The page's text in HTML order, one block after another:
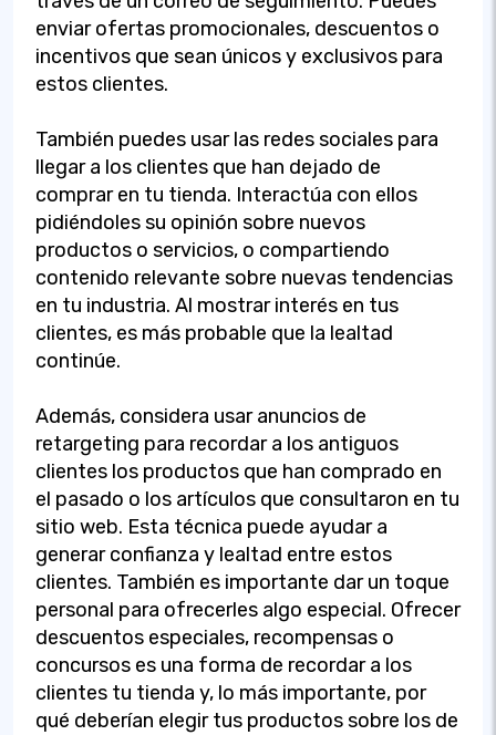
enviar ofertas promocionales, descuentos o
incentivos que sean únicos y exclusivos para
estos clientes.
También puedes usar las redes sociales para
llegar a los clientes que han dejado de
comprar en tu tienda. Interactúa con ellos
pidiéndoles su opinión sobre nuevos
productos o servicios, o compartiendo
contenido relevante sobre nuevas tendencias
en tu industria. Al mostrar interés en tus
clientes, es más probable que la lealtad
continúe.
Además, considera usar anuncios de
retargeting para recordar a los antiguos
clientes los productos que han comprado en
el pasado o los artículos que consultaron en tu
sitio web. Esta técnica puede ayudar a
generar confianza y lealtad entre estos
clientes. También es importante dar un toque
personal para ofrecerles algo especial. Ofrecer
descuentos especiales, recompensas o
concursos es una forma de recordar a los
clientes tu tienda y, lo más importante, por
qué deberían elegir tus productos sobre los de